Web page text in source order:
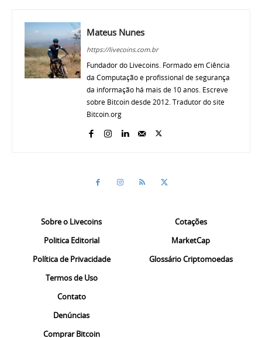
Mateus Nunes
https://livecoins.com.br
Fundador do Livecoins. Formado em Ciência
da Computação e profissional de segurança
da informação há mais de 10 anos. Escreve
sobre Bitcoin desde 2012. Tradutor do site
Bitcoin.org
Sobre o Livecoins
Politica Editorial
Política de Privacidade
Termos de Uso
Contato
Denúncias
Comprar Bitcoin
Cotações
MarketCap
Glossário Criptomoedas